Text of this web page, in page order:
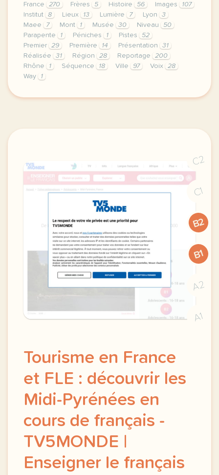
France
270 Frères 5 Histoire 56 Images
107
Institut
8 Lieux 13 Lumière 7 Lyon
3
Maee
7 Mont 1 Musée 30 Niveau
50
Parapente
1 Péniches 1 Pistes
52
Premier
29 Première 14 Présentation
31
Réalisée
31 Région 28 Reportage
200
Rhône
1 Séquence 18 Ville 97 Voix
28
Way
1
le respect de votre vie privee est une priorite
C2
C1
B2
B1
A2
A1
Tourisme en France
et FLE : découvrir les
Midi-Pyrénées en
cours de français -
TV5MONDE |
Enseigner le français